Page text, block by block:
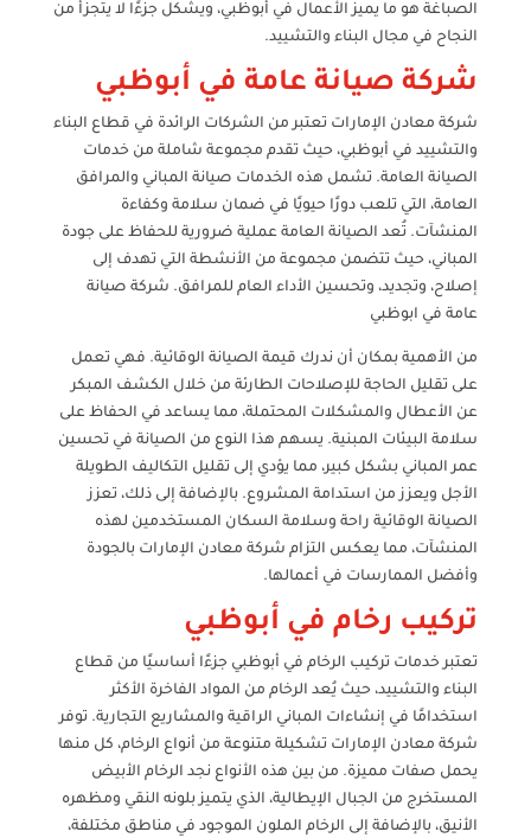
الصباغة هو ما يميز الأعمال في أبوظبي، ويشكل جزءًا لا يتجزأ من
النجاح في مجال البناء والتشييد.
شركة صيانة عامة في أبوظبي
شركة معادن الإمارات تعتبر من الشركات الرائدة في قطاع البناء
والتشييد في أبوظبي، حيث تقدم مجموعة شاملة من خدمات
الصيانة العامة. تشمل هذه الخدمات صيانة المباني والمرافق
العامة، التي تلعب دورًا حيويًا في ضمان سلامة وكفاءة
المنشآت. تُعد الصيانة العامة عملية ضرورية للحفاظ على جودة
المباني، حيث تتضمن مجموعة من الأنشطة التي تهدف إلى
إصلاح، وتجديد، وتحسين الأداء العام للمرافق. شركة صيانة
عامة في ابوظبي
من الأهمية بمكان أن ندرك قيمة الصيانة الوقائية. فهي تعمل
على تقليل الحاجة للإصلاحات الطارئة من خلال الكشف المبكر
عن الأعطال والمشكلات المحتملة، مما يساعد في الحفاظ على
سلامة البيئات المبنية. يسهم هذا النوع من الصيانة في تحسين
عمر المباني بشكل كبير، مما يؤدي إلى تقليل التكاليف الطويلة
الأجل ويعزز من استدامة المشروع. بالإضافة إلى ذلك، تعزز
الصيانة الوقائية راحة وسلامة السكان المستخدمين لهذه
المنشآت، مما يعكس التزام شركة معادن الإمارات بالجودة
وأفضل الممارسات في أعمالها.
تركيب رخام في أبوظبي
تعتبر خدمات تركيب الرخام في أبوظبي جزءًا أساسيًا من قطاع
البناء والتشييد، حيث يُعد الرخام من المواد الفاخرة الأكثر
استخدامًا في إنشاءات المباني الراقية والمشاريع التجارية. توفر
شركة معادن الإمارات تشكيلة متنوعة من أنواع الرخام، كل منها
يحمل صفات مميزة. من بين هذه الأنواع نجد الرخام الأبيض
المستخرج من الجبال الإيطالية، الذي يتميز بلونه النقي ومظهره
الأنيق، بالإضافة إلى الرخام الملون الموجود في مناطق مختلفة،